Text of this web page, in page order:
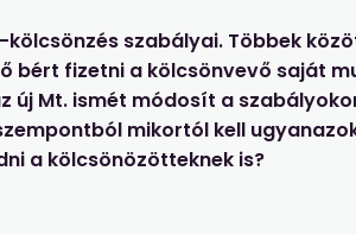
szabályai. Többek
bért fizetni a kölcsönvevő saját
új Mt. ismét módosít a
mikortól kell
a kölcsönözötteknek is?